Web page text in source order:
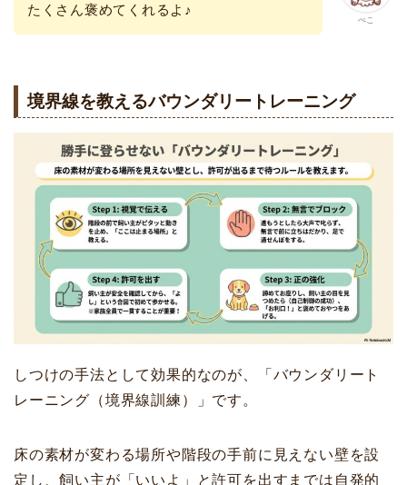
ぺこ
たくさん褒めてくれるよ♪
境界線を教えるバウンダリートレーニング
しつけの手法として効果的なのが、「バウンダリート
レーニング（境界線訓練）」です。
床の素材が変わる場所や階段の手前に見えない壁を設
定し、飼い主が「いいよ」と許可を出すまでは自発的